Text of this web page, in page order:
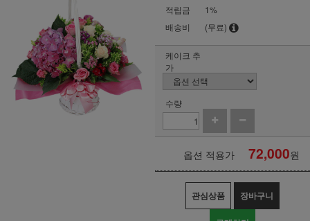
적립금
1%
배송비
(무료)
케이크 추
가
수량
옵션 적용가 72,000원
관심상품 장바구니